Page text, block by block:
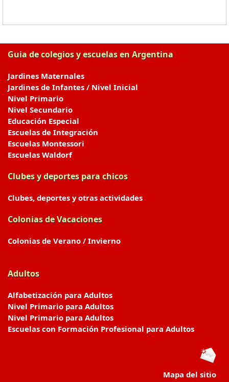
Guia de colegios y escuelas en Argentina
Jardines Maternales
Jardines de Infantes / Nivel Inicial
Nivel Primario
Nivel Secundario
Educación Especial
Escuelas de Integración
Escuelas Montessori
Escuelas Waldorf
Clubes y deportes para chicos
Clubes, deportes y otras actividades
Colonias de Vacaciones
Colonias de Verano / Invierno
Adultos
Alfabetización para Adultos
Nivel Primario para Adultos
Nivel Primario para Adultos
Escuelas con Formación Profesional para Adultos
Mapa del sitio